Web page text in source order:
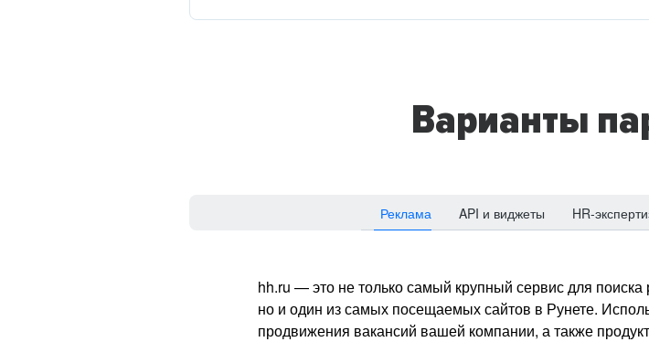
Варианты
Реклама API и виджеты HR-
hh.ru — это не только самый крупный сервис для
но и один из самых посещаемых сайтов в Рунете.
продвижения вакансий вашей компании, а также